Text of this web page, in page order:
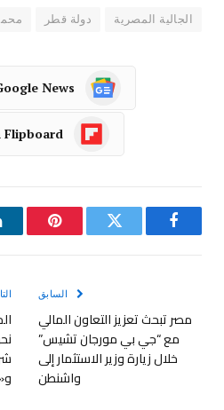
الجالية المصرية دولة قطر
News
Flipboard
فيسبوك تويتر
السابق
مصر تبحث تعزيز التعاون المالي
مع “جي بي مورجان تشيس”
خلال زيارة وزير الاستثمار إلى
واشنطن